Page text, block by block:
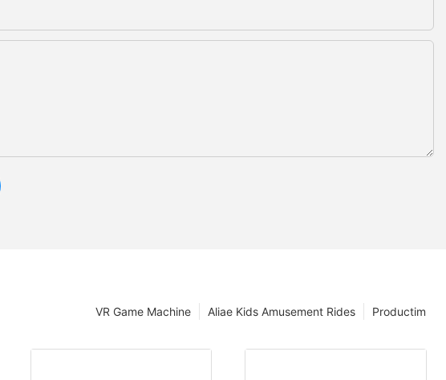
Productim
Aliae Kids Amusement Rides
VR Game Machine